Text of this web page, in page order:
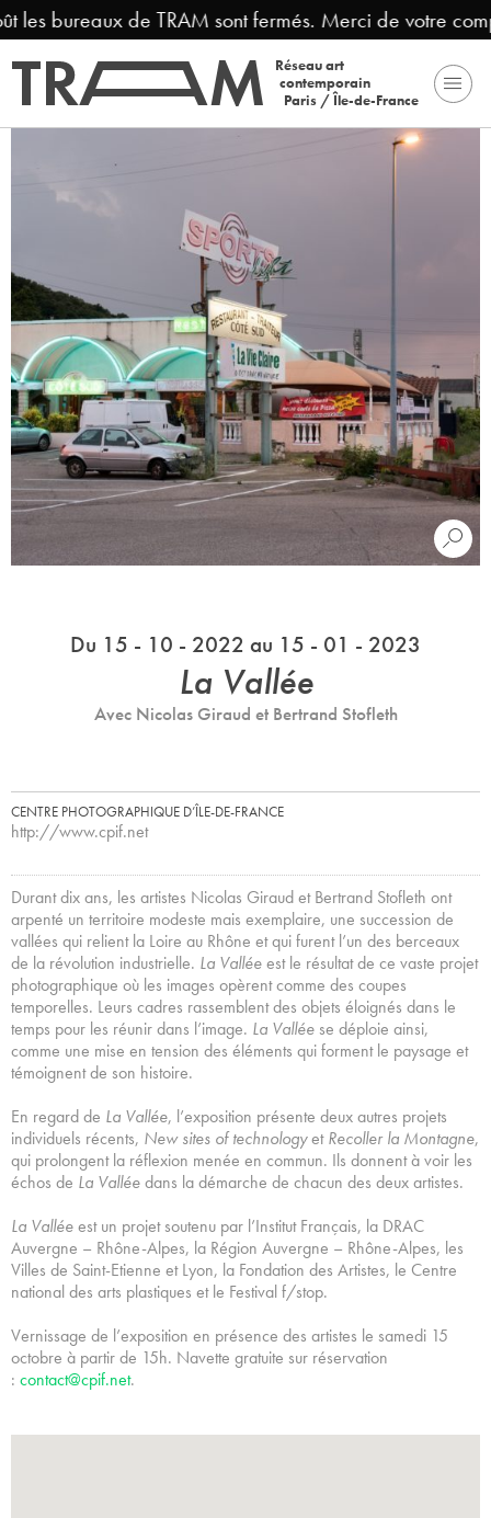
bureaux de TRAM sont fermés. Merci de votre
Réseau art
contemporain
Paris / Île-de-France
Du 15 - 10 - 2022 au 15 - 01 - 2023
La Vallée
Avec Nicolas Giraud et Bertrand Stofleth
CENTRE PHOTOGRAPHIQUE D’ÎLE-DE-FRANCE
http://www.cpif.net
Durant dix ans, les artistes Nicolas Giraud et Bertrand Stofleth ont
arpenté un territoire modeste mais exemplaire, une succession de
vallées qui relient la Loire au Rhône et qui furent l’un des berceaux
de la révolution industrielle. La Valléeest le résultat de ce vaste projet
photographique où les images opèrent comme des coupes
temporelles. Leurs cadres rassemblent des objets éloignés dans le
temps pour les réunir dans l’image. La Valléese déploie ainsi,
comme une mise en tension des éléments qui forment le paysage et
témoignent de son histoire.
En regard de La Vallée, l’exposition présente deux autres projets
individuels récents, New sites of technologyetRecoller la Montagne,
qui prolongent la réflexion menée en commun. Ils donnent à voir les
échos de La Valléedans la démarche de chacun des deux artistes.
La Valléeest un projet soutenu par l’Institut Français, la DRAC
Auvergne – Rhône-Alpes, la Région Auvergne – Rhône-Alpes, les
Villes de Saint-Etienne et Lyon, la Fondation des Artistes, le Centre
national des arts plastiques et le Festival f/stop.
Vernissage de l’exposition en présence des artistes le samedi 15
octobre à partir de 15h. Navette gratuite sur réservation
: contact@cpif.net.